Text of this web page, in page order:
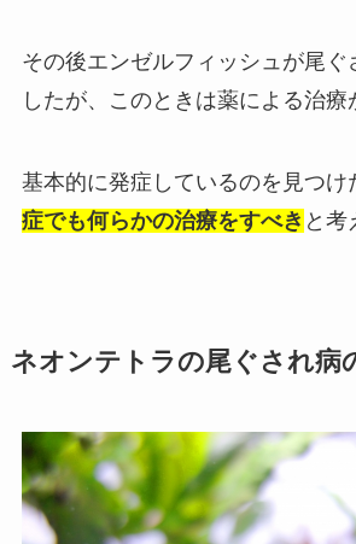
その後エンゼルフィッシュが尾ぐ
したが、このときは薬による治療
基本的に発症しているのを見つけ
症でも何らかの治療をすべき と考
ネオンテトラの尾ぐされ病